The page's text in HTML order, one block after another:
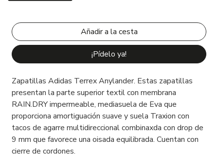
¡Pídelo ya!
Zapatillas Adidas Terrex Anylander. Estas zapatillas
presentan la parte superior textil con membrana
RAIN.DRY impermeable, mediasuela de Eva que
proporciona amortiguación suave y suela Traxion con
tacos de agarre multidireccional combinaxda con drop de
9 mm que favorece una oisada equilibrada. Cuentan con
cierre de cordones.